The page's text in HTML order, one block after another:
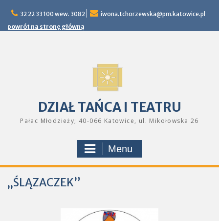
content
32 22 33 100 wew. 3082
iwona.tchorzewska@pm.katowice.pl
powrót na stronę główną
DZIAŁ TAŃCA I TEATRU
Pałac Młodzieży; 40-066 Katowice, ul. Mikołowska 26
Menu
„ŚLĄZACZEK”